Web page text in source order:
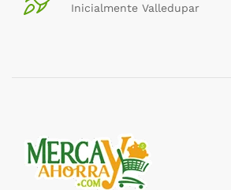
Inicialmente Valledupar